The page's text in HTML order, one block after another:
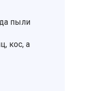
пыли
кос, а